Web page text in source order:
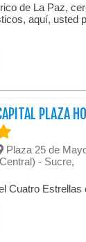
de La Paz,
aquí, usted
PLAZA
Plaza 25 de
- Sucre,
Cuatro